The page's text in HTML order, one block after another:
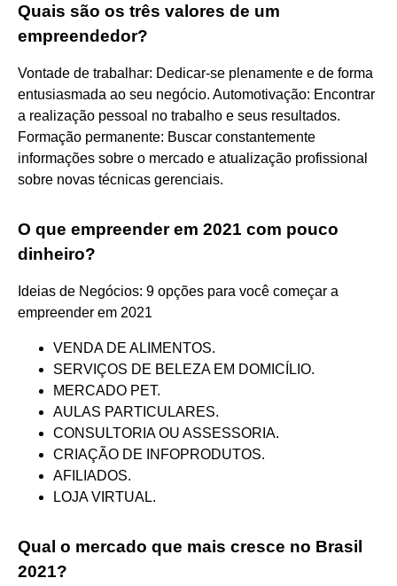
Quais são os três valores de um
empreendedor?
Vontade de trabalhar: Dedicar-se plenamente e de forma
entusiasmada ao seu negócio. Automotivação: Encontrar
a realização pessoal no trabalho e seus resultados.
Formação permanente: Buscar constantemente
informações sobre o mercado e atualização profissional
sobre novas técnicas gerenciais.
O que empreender em 2021 com pouco
dinheiro?
Ideias de Negócios: 9 opções para você começar a
empreender em 2021
VENDA DE ALIMENTOS.
SERVIÇOS DE BELEZA EM DOMICÍLIO.
MERCADO PET.
AULAS PARTICULARES.
CONSULTORIA OU ASSESSORIA.
CRIAÇÃO DE INFOPRODUTOS.
AFILIADOS.
LOJA VIRTUAL.
Qual o mercado que mais cresce no Brasil
2021?